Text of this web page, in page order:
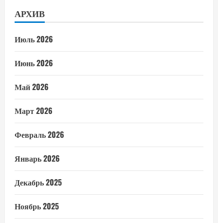
АРХИВ
Июль 2026
Июнь 2026
Май 2026
Март 2026
Февраль 2026
Январь 2026
Декабрь 2025
Ноябрь 2025